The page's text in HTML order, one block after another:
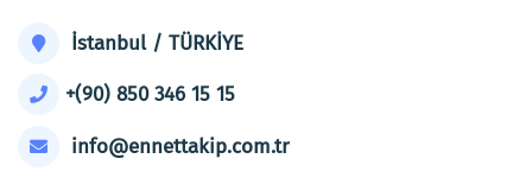
İstanbul / TÜRKİYE
+(90) 850 346 15 15
info@ennettakip.com.tr